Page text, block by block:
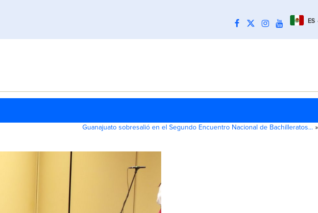
ES
Guanajuato sobresalió en el Segundo Encuentro Nacional de Bachilleratos… »